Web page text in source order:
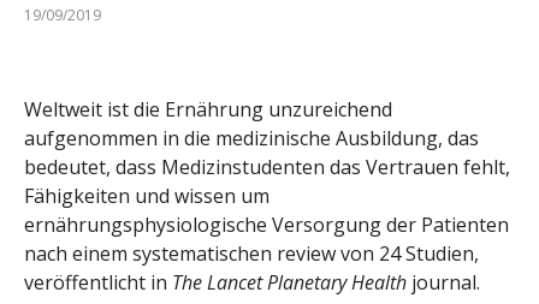
19/09/2019
Weltweit ist die Ernährung unzureichend
aufgenommen in die medizinische Ausbildung, das
bedeutet, dass Medizinstudenten das Vertrauen fehlt,
Fähigkeiten und wissen um
ernährungsphysiologische Versorgung der Patienten
nach einem systematischen review von 24 Studien,
veröffentlicht in The Lancet Planetary Health journal.